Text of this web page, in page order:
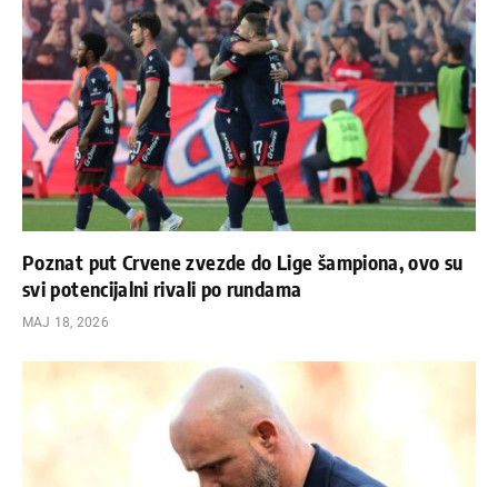
Poznat put Crvene zvezde do Lige šampiona, ovo su
svi potencijalni rivali po rundama
МАЈ 18, 2026